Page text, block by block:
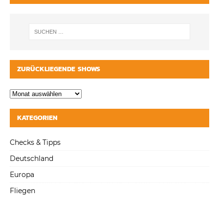
ZURÜCKLIEGENDE SHOWS
KATEGORIEN
Checks & Tipps
Deutschland
Europa
Fliegen